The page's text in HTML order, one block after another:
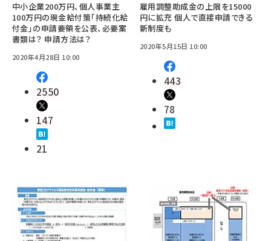
中小企業200万円、個人事業主
100万円の現金給付策「持続化給
付金」の申請要領を公表、必要案
書類は？ 申請方法は？
2020年4月28日 10:00
2550
147
21
雇用調整助成金の上限を15000
円に拡充 個人で直接申請できる
新制度も
2020年5月15日 10:00
443
78